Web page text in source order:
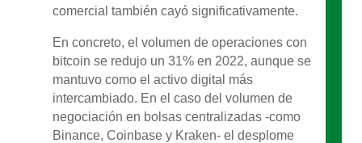
comercial también cayó significativamente.
En concreto, el volumen de operaciones con
bitcoin se redujo un 31% en 2022, aunque se
mantuvo como el activo digital más
intercambiado. En el caso del volumen de
negociación en bolsas centralizadas -como
Binance, Coinbase y Kraken- el desplome